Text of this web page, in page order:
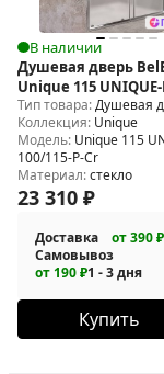
В наличии
Душевая дверь
Unique 115 UNIQUE-
100/115-P-Cr
Тип товара:Душевая
Коллекция: Unique
Модель: Unique 115
100/115-P-Cr
Материал:стекло
23 310 ₽
Доставка от 390 ₽
Самовывоз
от 190 ₽1 - 3 дня
Купить